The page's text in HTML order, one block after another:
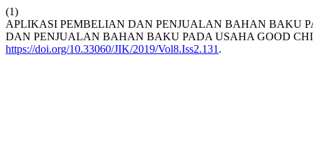
(1)
APLIKASI PEMBELIAN DAN PENJUALAN BAHAN BAKU
DAN PENJUALAN BAHAN BAKU PADA USAHA GOOD
https://doi.org/10.33060/JIK/2019/Vol8.Iss2.131 .